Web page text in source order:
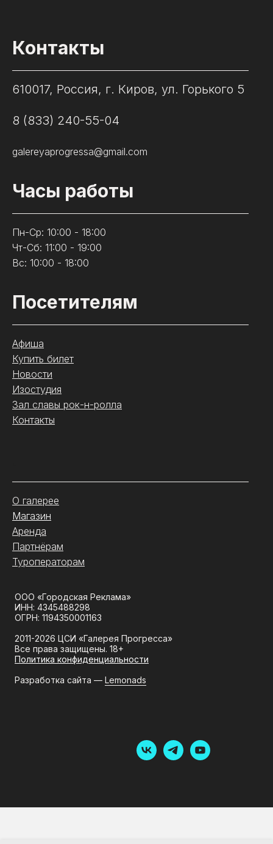
Контакты
610017, Россия, г. Киров, ул. Горького 5
8 (833) 240-55-04
galereyaprogressa@gmail.com
Часы работы
Пн-Ср: 10:00 - 18:00
Чт-Сб: 11:00 - 19:00
Вс: 10:00 - 18:00
Посетителям
Афиша
Купить билет
Новости
Изостудия
Зал славы рок-н-ролла
Контакты
О галерее
Магазин
Аренда
Партнёрам
Туроператорам
ООО «Городская Реклама»
ИНН: 4345488298
ОГРН: 1194350001163
2011-2026 ЦСИ «Галерея Прогресса»
Все права защищены. 18+
Политика конфиденциальности
Разработка сайта — Lemonads